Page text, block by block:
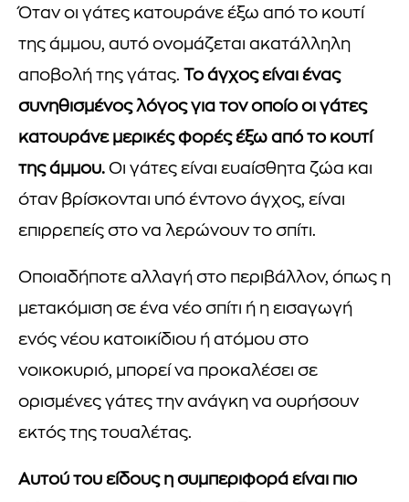
Όταν οι γάτες κατουράνε έξω από το κουτί
της άμμου, αυτό ονομάζεται ακατάλληλη
αποβολή της γάτας. Το άγχος είναι ένας
συνηθισμένος λόγος για τον οποίο οι γάτες
κατουράνε μερικές φορές έξω από το κουτί
της άμμου. Οι γάτες είναι ευαίσθητα ζώα και
όταν βρίσκονται υπό έντονο άγχος, είναι
επιρρεπείς στο να λερώνουν το σπίτι.
Οποιαδήποτε αλλαγή στο περιβάλλον, όπως η
μετακόμιση σε ένα νέο σπίτι ή η εισαγωγή
ενός νέου κατοικίδιου ή ατόμου στο
νοικοκυριό, μπορεί να προκαλέσει σε
ορισμένες γάτες την ανάγκη να ουρήσουν
εκτός της τουαλέτας.
Αυτού του είδους η συμπεριφορά είναι πιο